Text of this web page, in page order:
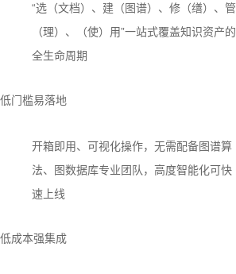
“选（文档）、建（图谱）、修（缮）、管
（理）、（使）用”一站式覆盖知识资产的
全生命周期
低门槛易落地
开箱即用、可视化操作，无需配备图谱算
法、图数据库专业团队，高度智能化可快
速上线
低成本强集成